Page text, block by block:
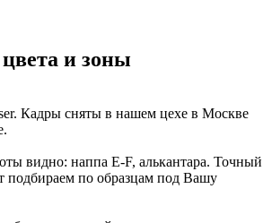
и зоны
Кадры сняты в нашем цехе в Москве
видно: наппа E-F, алькантара. Точный
подбираем по образцам под Вашу